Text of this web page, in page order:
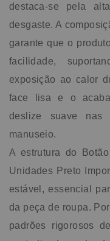
destaca-se pela
desgaste. A
garante que o
facilidade,
exposição ao calor
face lisa e o
deslize suave nas
manuseio.
A estrutura do
Unidades Preto
estável, essencial
da peça de roupa.
padrões rigorosos